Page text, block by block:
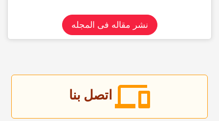
نشر مقاله فی المجله
اتصل بنا